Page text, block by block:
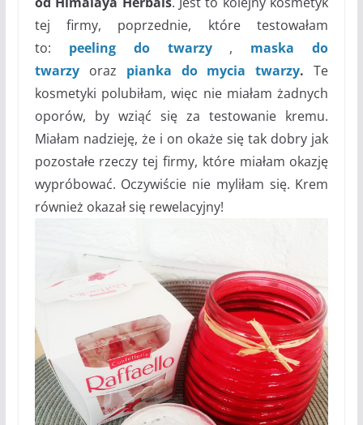
tej firmy, poprzednie, które testowałam
to: peeling do twarzy,
maska do
twarzy
oraz pianka do mycia twarzy.Te
kosmetyki polubiłam, więc nie miałam żadnych
oporów, by wziąć się za testowanie kremu.
Miałam nadzieję, że i on okaże się tak dobry jak
pozostałe rzeczy tej firmy, które miałam okazję
wypróbować. Oczywiście nie myliłam się. Krem
również okazał się rewelacyjny!